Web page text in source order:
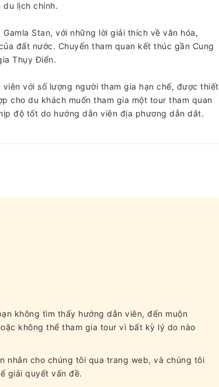
du lịch chính.
Stan, với những lời giải thích về văn hóa,
đất nước. Chuyến tham quan kết thúc gần Cung
Thụy Điển.
với số lượng người tham gia hạn chế, được thiết
cho du khách muốn tham gia một tour tham quan
độ tốt do hướng dẫn viên địa phương dẫn dắt.
không tìm thấy hướng dẫn viên, đến muộn
không thể tham gia tour vì bất kỳ lý do nào
nhắn cho chúng tôi qua trang web, và chúng tôi
giải quyết vấn đề.